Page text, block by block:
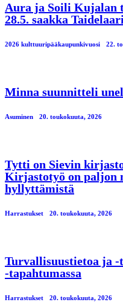
Aura ja Soili Kujalan
28.5. saakka
2026 kulttuuripääkaupunkivuosi 22.
Minna suunnitteli
Asuminen 20. toukokuuta, 2026
Tytti on Sievin
Kirjastotyö on paljon
hyllyttämistä
Harrastukset 20. toukokuuta, 2026
Turvallisuustietoa ja -
-tapahtumassa
Harrastukset 20. toukokuuta, 2026